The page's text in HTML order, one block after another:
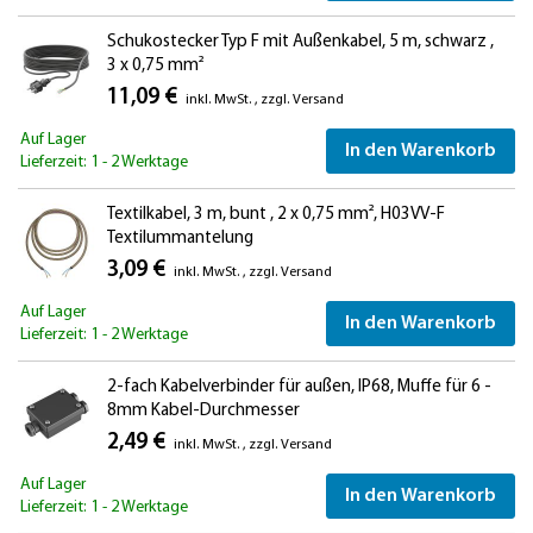
Schukostecker Typ F mit Außenkabel, 5 m, schwarz ,
3 x 0,75 mm²
11,09 € inkl. MwSt. , zzgl. Versand
Auf Lager
Lieferzeit: 1 - 2 Werktage
In den Warenkorb
Textilkabel, 3 m, bunt , 2 x 0,75 mm², H03VV-F
Textilummantelung
3,09 € inkl. MwSt. , zzgl. Versand
Auf Lager
Lieferzeit: 1 - 2 Werktage
In den Warenkorb
2-fach Kabelverbinder für außen, IP68, Muffe für 6 -
8mm Kabel-Durchmesser
2,49 € inkl. MwSt. , zzgl. Versand
Auf Lager
Lieferzeit: 1 - 2 Werktage
In den Warenkorb